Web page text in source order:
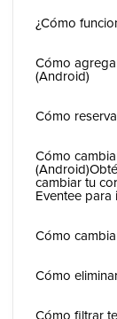
¿Cómo
Cómo
(Android)
Cómo
Cómo
cambiar tu
Eventee para
Cómo
Cómo
Cómo filtrar